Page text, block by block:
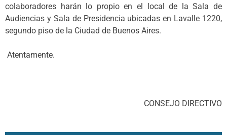
colaboradores harán lo propio en el local de la Sala de
Audiencias y Sala de Presidencia ubicadas en Lavalle 1220,
segundo piso de la Ciudad de Buenos Aires.
Atentamente.
CONSEJO DIRECTIVO